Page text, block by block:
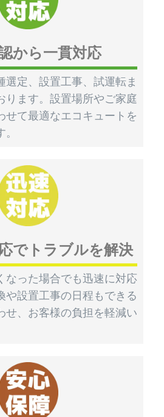
から一貫対応
選定、設置工事、試運転ま
ります。設置場所やご家庭
せて最適なエコキュートを
でトラブルを解決
なった場合でも迅速に対応
や設置工事の日程もできる
せ、お客様の負担を軽減い